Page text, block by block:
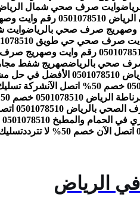
صحي بالرياض
وايت
شركة تسليك مجاري بالرياض
شركة
خصم 50% اتصل الآن
0501078510 اتصل الآن خصم 50% لا تتردد
0501078510 اتصل الآن خصم 50% لا تتردد
الرياض